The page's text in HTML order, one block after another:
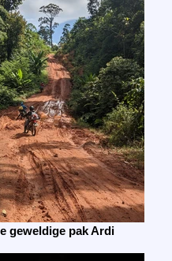
geweldige pak Ardi